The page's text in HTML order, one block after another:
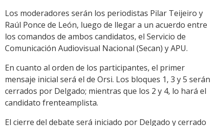
Los moderadores serán los periodistas Pilar Teijeiro y
Raúl Ponce de León, luego de llegar a un acuerdo entre
los comandos de ambos candidatos, el Servicio de
Comunicación Audiovisual Nacional (Secan) y APU.
En cuanto al orden de los participantes, el primer
mensaje inicial será el de Orsi. Los bloques 1, 3 y 5 serán
cerrados por Delgado; mientras que los 2 y 4, lo hará el
candidato frenteamplista.
El cierre del debate será iniciado por Delgado y cerrado